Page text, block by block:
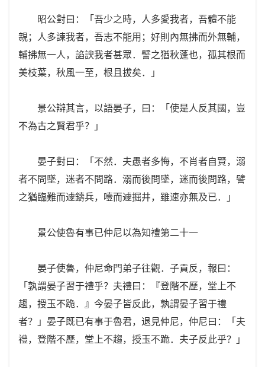
昭公對曰：「吾少之時，人多愛我者，吾體不能
親；人多諫我者，吾志不能用；好則內無拂而外無輔，
輔拂無一人，諂諛我者甚眾．譬之猶秋蓬也，孤其根而
美枝葉，秋風一至，根且拔矣．」
景公辯其言，以語晏子，曰：「使是人反其國，豈
不為古之賢君乎？」
晏子對曰：「不然．夫愚者多悔，不肖者自賢，溺
者不問墜，迷者不問路．溺而後問墜，迷而後問路，譬
之猶臨難而遽鑄兵，噎而遽掘井，雖速亦無及已．」
景公使魯有事已仲尼以為知禮第二十一
晏子使魯，仲尼命門弟子往觀．子貢反，報曰：
「孰謂晏子習于禮乎？夫禮曰：『登階不歷，堂上不
趨，授玉不跪．』今晏子皆反此，孰謂晏子習于禮
者？」晏子既已有事于魯君，退見仲尼，仲尼曰：「夫
禮，登階不歷，堂上不趨，授玉不跪．夫子反此乎？」